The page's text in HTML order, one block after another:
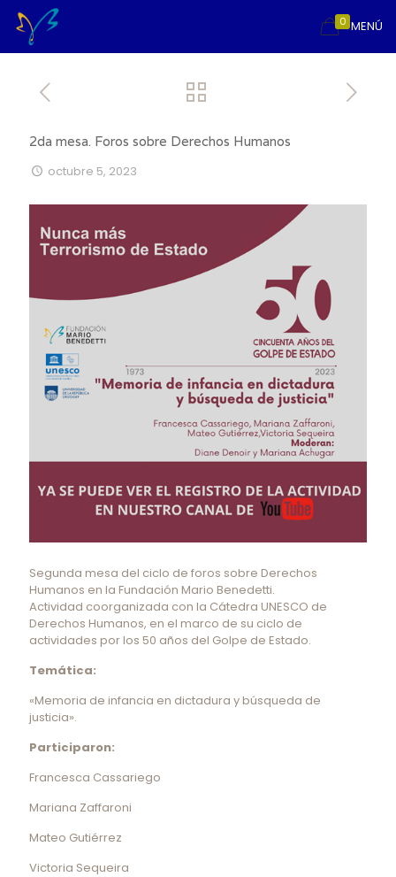
MENÚ
0
2da mesa. Foros sobre Derechos Humanos
octubre 5, 2023
Segunda mesa del ciclo de foros sobre Derechos
Humanos en la Fundación Mario Benedetti.
Actividad coorganizada con la Cátedra UNESCO de
Derechos Humanos, en el marco de su ciclo de
actividades por los 50 años del Golpe de Estado.
Temática:
«Memoria de infancia en dictadura y búsqueda de
justicia».
Participaron:
Francesca Cassariego
Mariana Zaffaroni
Mateo Gutiérrez
Victoria Sequeira